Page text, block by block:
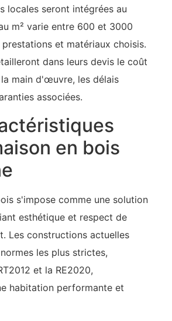
locales seront intégrées au
m² varie entre 600 et 3000
et matériaux choisis.
dans leurs devis le coût
main d'œuvre, les délais
associées.
en bois
s'impose comme une solution
esthétique et respect de
Les constructions actuelles
les plus strictes,
et la RE2020,
habitation performante et